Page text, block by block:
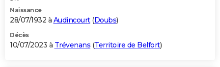
Naissance
28/07/1932 à Audincourt(Doubs)
Décès
10/07/2023 à Trévenans (Territoire de Belfort)